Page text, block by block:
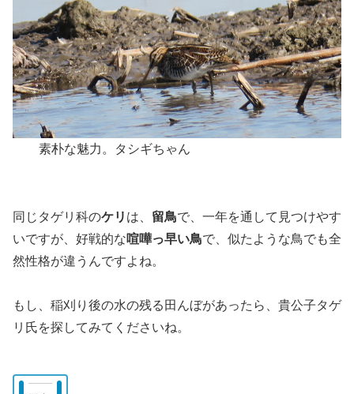
素朴な魅力。タシギちゃん
同じタゲリ科のケリ は、 留鳥で、一年を通して見つけやす
いですが、好戦的な喧嘩っ早い鳥で、似たような鳥でも全
然性格が違うんですよね。
もし、稲刈り後の水の残る田んぼがあったら、貴公子タゲ
リ氏を探してみてくださいね。